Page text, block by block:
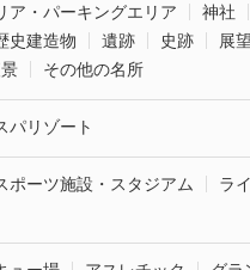
ア・パーキングエリア 神社
史建造物 遺跡 史跡
展
その他の名所
パリゾート
ポーツ施設・スタジアム ラ